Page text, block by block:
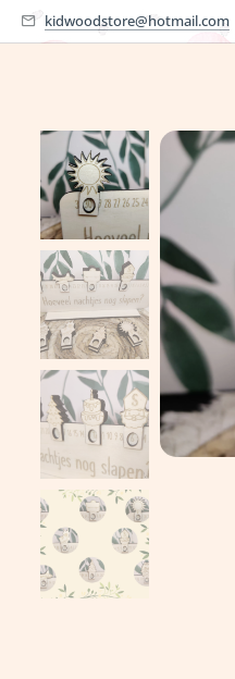
kidwoodstore@hotmail.com